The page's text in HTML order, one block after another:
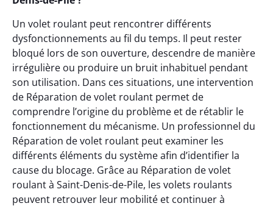
Un volet roulant peut rencontrer différents
dysfonctionnements au fil du temps. Il peut rester
bloqué lors de son ouverture, descendre de manière
irrégulière ou produire un bruit inhabituel pendant
son utilisation. Dans ces situations, une intervention
de Réparation de volet roulant permet de
comprendre l’origine du problème et de rétablir le
fonctionnement du mécanisme. Un professionnel du
Réparation de volet roulant peut examiner les
différents éléments du système afin d’identifier la
cause du blocage. Grâce au Réparation de volet
roulant à Saint-Denis-de-Pile, les volets roulants
peuvent retrouver leur mobilité et continuer à